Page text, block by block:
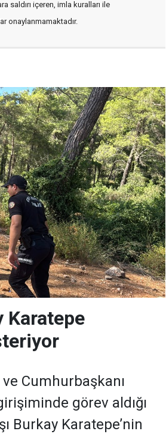
saldırı içeren, imla kuralları ile
onaylanmamaktadır.
Karatepe
Cumhurbaşkanı
görev aldığı
Burkay Karatepe’nin